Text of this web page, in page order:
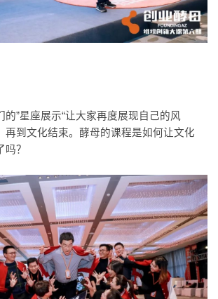
的”星座展示“让大家再度展现自己的风
再到文化结束。酵母的课程是如何让文化
？